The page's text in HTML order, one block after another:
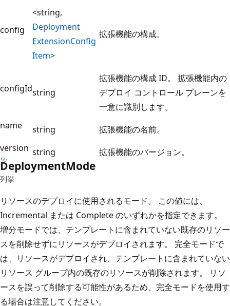
config
<string,
Deployment
ExtensionConfig
Item>
拡張機能の構成。
configIdstring
拡張機能の構成 ID。 拡張機能内の
デプロイ コントロール プレーンを
一意に識別します。
name
string
拡張機能の名前。
version string 拡張機能のバージョン。
DeploymentMode
列挙
リソースのデプロイに使用されるモード。 この値には、
Incremental または Complete のいずれかを指定できます。
増分モードでは、テンプレートに含まれていない既存のリソー
スを削除せずにリソースがデプロイされます。 完全モードで
は、リソースがデプロイされ、テンプレートに含まれていない
リソース グループ内の既存のリソースが削除されます。 リソ
ースを誤って削除する可能性があるため、完全モードを使用す
る場合は注意してください。